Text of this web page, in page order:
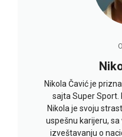
Nikola Čavić je
sajta Super Sport.
Nikola je svoju
uspešnu karijeru,
izveštavanju o